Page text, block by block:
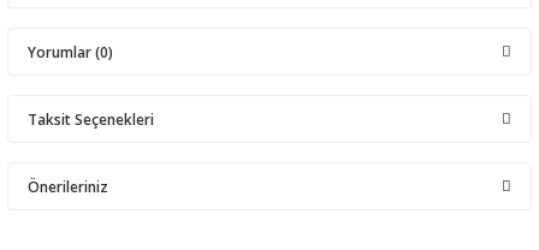
Yorumlar (0)
Taksit Seçenekleri
Önerileriniz